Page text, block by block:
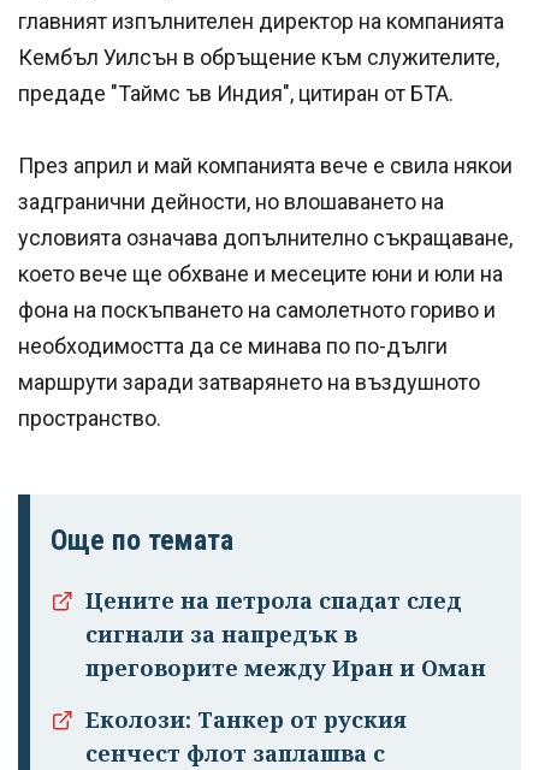
главният изпълнителен директор на компанията
Кембъл Уилсън в обръщение към служителите,
предаде "Таймс ъв Индия", цитиран от БТА.
През април и май компанията вече е свила някои
задгранични дейности, но влошаването на
условията означава допълнително съкращаване,
което вече ще обхване и месеците юни и юли на
фона на поскъпването на самолетното гориво и
необходимостта да се минава по по-дълги
маршрути заради затварянето на въздушното
пространство.
Още по темата
Цените на петрола спадат след
сигнали за напредък в
преговорите между Иран и Оман
Еколози: Танкер от руския
сенчест флот заплашва с